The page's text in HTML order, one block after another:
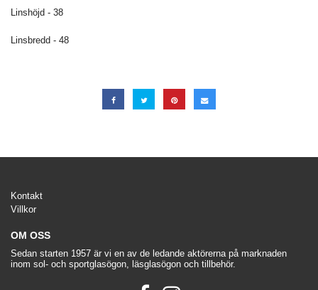
Linshöjd - 38
Linsbredd - 48
Kontakt
Villkor
OM OSS
Sedan starten 1957 är vi en av de ledande aktörerna på marknaden
inom sol- och sportglasögon, läsglasögon och tillbehör.